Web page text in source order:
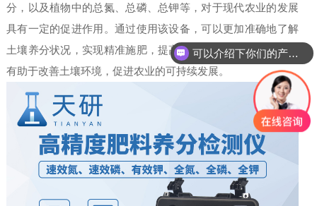
分，以及植物中的总氮、总磷、总钾等，对于现代农业的发展
具有一定的促进作用。通过使用该设备，可以更加准确地了解
土壤养分状况，实现精准施肥，提高作物产量和品质，同时也
有助于改善土壤环境，促进农业的可持续发展。
可以介绍下你们的产品么